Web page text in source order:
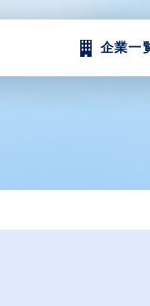
企業一